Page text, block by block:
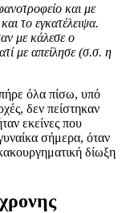
και με
το εγκατέλειψα.
με κάλεσε ο
με απείλησε (σ.σ. η
όλα πίσω, υπό
δεν πείστηκαν
εκείνες που
σήμερα, όταν
δίωξη